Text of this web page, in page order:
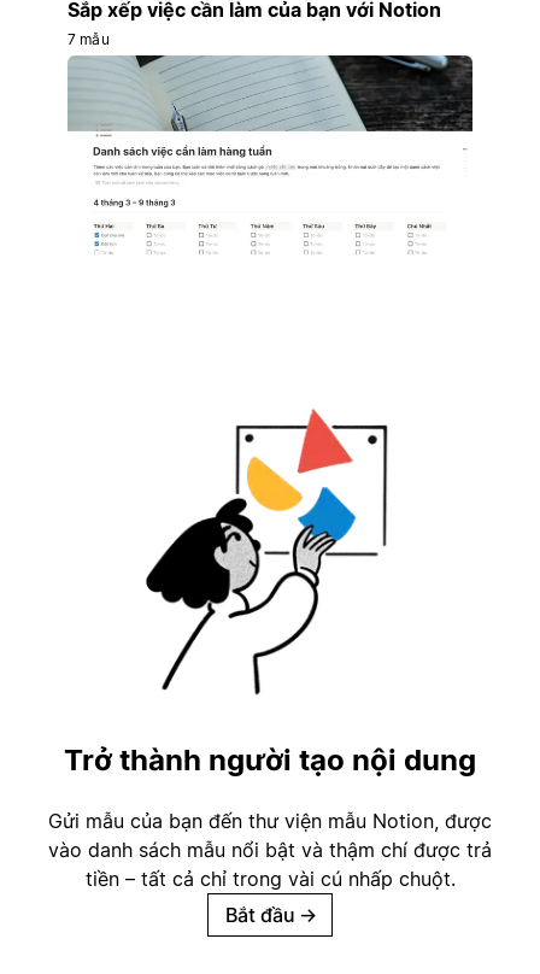
Sắp xếp việc cần làm của bạn với Notion
7 mẫu
Trở thành người tạo nội dung
Gửi mẫu của bạn đến thư viện mẫu Notion, được
vào danh sách mẫu nổi bật và thậm chí được trả
tiền – tất cả chỉ trong vài cú nhấp chuột.
Bắt đầu →